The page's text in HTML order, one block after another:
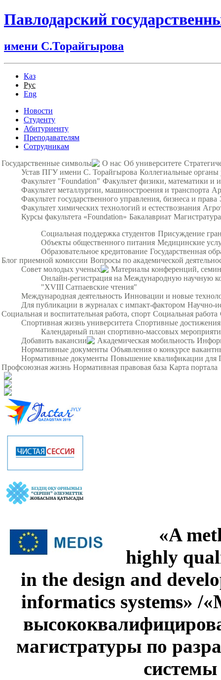
Павлодарский
имени С.Торайгырова
Қаз
Рус
Eng
Новости
Студенту
Абитуриенту
Преподавателям
Сотрудникам
Государственные символы
О нас Об университете
Устав ПГУ имени С. Торайгырова Коллегиальные органы
Факультет "Foundation" Факультет физики, математики и
Факультет металлургии, машиностроения и транспорта
Факультет государственного управления, бизнеса и права
Факультет химических технологий и естествознания
Курсы факультета «Foundation» Бакалавриат Магистратура
Социальная поддержка студентов Присуждение
Объекты общественного питания Медицинские
Образовательное кредитование Государственная
Блог приемной комиссии Вопросы по академической
Совет молодых ученых
Материалы конференций,
Онлайн-регистрация на Международную научную
"XVIII Сатпаевские чтения"
Международная деятельность Инновации и новые
Для публикации в журналах с импакт-фактором Научно-
Социальная и воспитательная работа, спорт Социальная работа
Спортивная жизнь университета Спортивные достижения
Календарный план спортивно-массовых
Добавить вакансии
Академическая мобильность
Нормативные документы Объявления о конкурсе
Нормативные документы Повышение квалификации для
Профсоюзная жизнь Нормативная правовая база Карта портала
«A
highly
in the design and
informatics systems» /
магистратуры по
системы